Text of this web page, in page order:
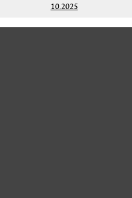
10.2025